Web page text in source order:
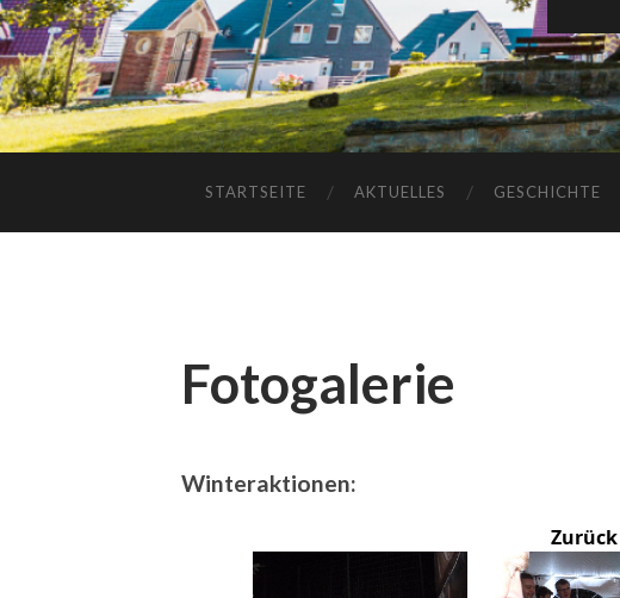
STARTSEITE AKTUELLES GESCHICHTE
Fotogalerie
Winteraktionen:
Zurück